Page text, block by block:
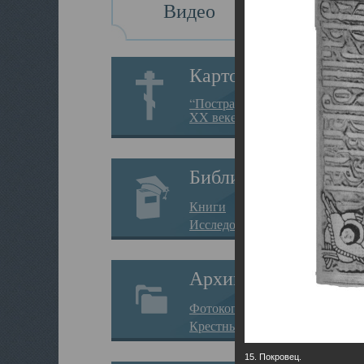
Видео
Картотека
“Пострадавшие за веру в
XX веке на Севере”
Библиотека
Книги
Исследования
Архив
Фотокопии дел
Крестные ходы
15. Покровец.